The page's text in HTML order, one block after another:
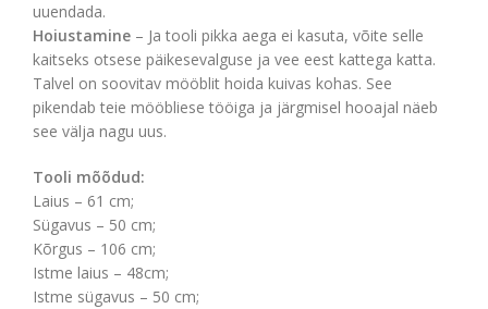
uuendada.
Hoiustamine – Ja tooli pikka aega ei kasuta, võite selle
kaitseks otsese päikesevalguse ja vee eest kattega katta.
Talvel on soovitav mööblit hoida kuivas kohas. See
pikendab teie mööbliese tööiga ja järgmisel hooajal näeb
see välja nagu uus.
Tooli mõõdud:
Laius – 61 cm;
Sügavus – 50 cm;
Kõrgus – 106 cm;
Istme laius – 48cm;
Istme sügavus – 50 cm;